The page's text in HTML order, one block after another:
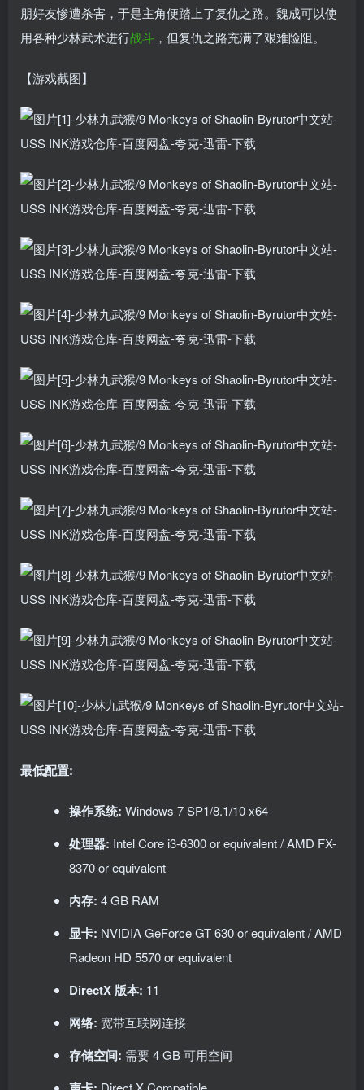
朋好友惨遭杀害，于是主角便踏上了复仇之路。魏成可以使
用各种少林武术进行战斗 ，但复仇之路充满了艰难险阻。
【游戏截图】
最低配置:
操作系统: Windows 7 SP1/8.1/10 x64
处理器: Intel Core i3-6300 or equivalent / AMD FX-
8370 or equivalent
内存: 4 GB RAM
显卡: NVIDIA GeForce GT 630 or equivalent / AMD
Radeon HD 5570 or equivalent
DirectX 版本: 11
网络: 宽带互联网连接
存储空间: 需要 4 GB 可用空间